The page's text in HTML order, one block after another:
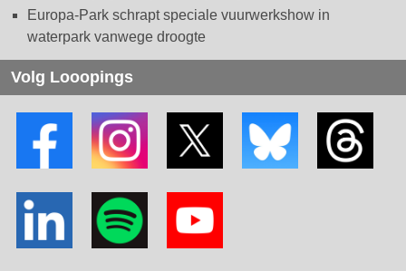
Europa-Park schrapt speciale vuurwerkshow in
waterpark vanwege droogte
Volg Looopings